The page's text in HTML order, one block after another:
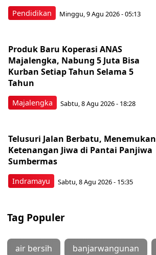
Pendidikan Minggu, 9 Agu 2026 - 05:13
Majalengka
Produk Baru Koperasi ANAS
Majalengka, Nabung 5 Juta Bisa
Kurban Setiap Tahun Selama 5
Tahun
Sabtu, 8 Agu 2026 - 18:28
Indramayu
Telusuri Jalan Berbatu, Menemukan
Ketenangan Jiwa di Pantai Panjiwa
Sumbermas
Sabtu, 8 Agu 2026 - 15:35
Tag Populer
air bersih banjarwangunan